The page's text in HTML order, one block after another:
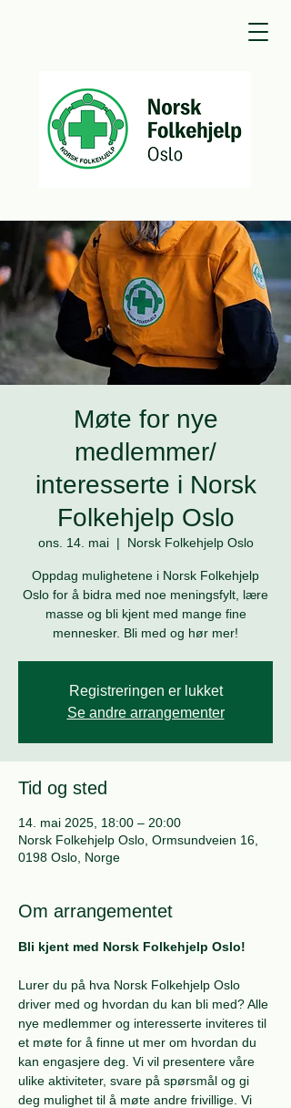
Møte for nye
medlemmer/
interesserte i Norsk
Folkehjelp Oslo
ons. 14. mai
  |
Norsk Folkehjelp Oslo
Oppdag mulighetene i Norsk Folkehjelp
Oslo for å bidra med noe meningsfylt, lære
masse og bli kjent med mange fine
mennesker. Bli med og hør mer!
Registreringen er lukket
Se andre arrangementer
Tid og sted
14. mai 2025, 18:00 – 20:00
Norsk Folkehjelp Oslo, Ormsundveien 16,
0198 Oslo, Norge
Om arrangementet
Bli kjent med Norsk Folkehjelp Oslo!
Lurer du på hva Norsk Folkehjelp Oslo
driver med og hvordan du kan bli med? Alle
nye medlemmer og interesserte inviteres til
et møte for å finne ut mer om hvordan du
kan engasjere deg. Vi vil presentere våre
ulike aktiviteter, svare på spørsmål og gi
deg mulighet til å møte andre frivillige. Vi